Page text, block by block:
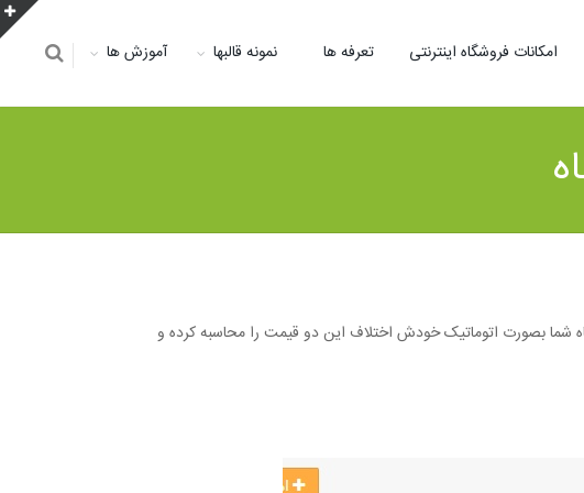
امکانات فروشگاه اینترنتی تعرفه ها نمونه قالبها آموزش ها
شما بصورت اتوماتیک خودش اختلاف این دو قیمت را محاسبه کرده و